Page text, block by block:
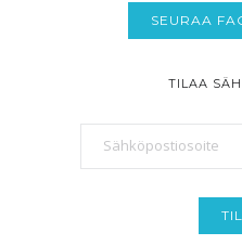
SEURAA
TILAA
Sähköpostiosoite